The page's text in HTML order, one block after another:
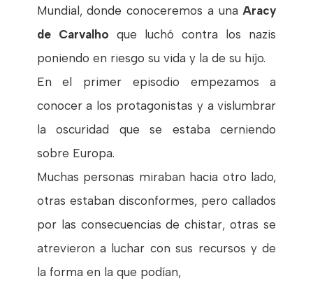
Mundial, donde conoceremos a unaAracy
de Carvalho que luchó contra los nazis
poniendo en riesgo su vida y la de su hijo.
En el primer episodio empezamos a
conocer a los protagonistas y a vislumbrar
la oscuridad que se estaba cerniendo
sobre Europa.
Muchas personas miraban hacia otro lado,
otras estaban disconformes, pero callados
por las consecuencias de chistar, otras se
atrevieron a luchar con sus recursos y de
la forma en la que podían,